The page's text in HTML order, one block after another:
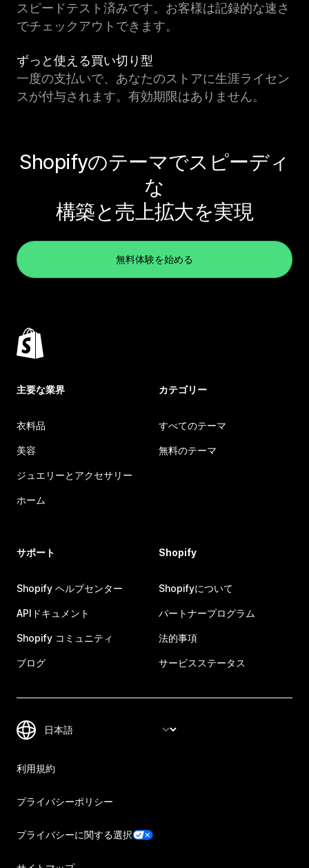
スピードテスト済みです。お客様は記録的な速さ
でチェックアウトできます。
ずっと使える買い切り型
一度の支払いで、あなたのストアに生涯ライセン
スが付与されます。有効期限はありません。
Shopifyのテーマでスピーディ
な
構築と売上拡大を実現
無料体験を始める
主要な業界
衣料品
美容
ジュエリーとアクセサリー
ホーム
カテゴリー
すべてのテーマ
無料のテーマ
サポート
Shopify ヘルプセンター
APIドキュメント
Shopify コミュニティ
ブログ
Shopify
Shopifyについて
パートナープログラム
法的事項
サービスステータス
利用規約
プライバシーポリシー
プライバシーに関する選択